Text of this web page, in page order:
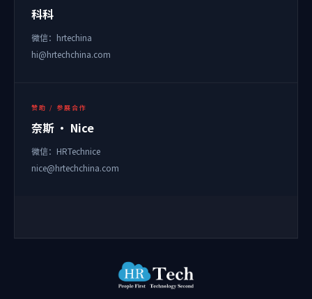
科科
微信：hrtechina
hi@hrtechchina.com
赞助 / 参展合作
奈斯 · Nice
微信：HRTechnice
nice@hrtechchina.com